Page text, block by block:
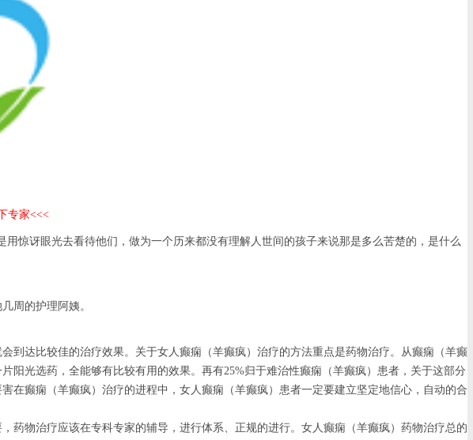
专家<<<
讶眼光去看待他们，做为一个历来都没有理解人世间的孩子来说那是多么苦楚的，是什么
周的护理阿姨。
达比较佳的治疗效果。关于女人癫痫（羊癫疯）治疗的方法重点是药物治疗。从癫痫（羊癫
光选药，全能够有比较有用的效果。再有25%归于难治性癫痫（羊癫疯）患者，关于这部分
在癫痫（羊癫疯）治疗的进程中，女人癫痫（羊癫疯）患者一定要建立坚定地信心，自动的合
，药物治疗应该在专科专家的辅导，进行体系、正规的进行。女人癫痫（羊癫疯）药物治疗总的